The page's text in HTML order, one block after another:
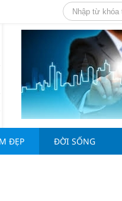
ĐẸP ĐỜI SỐNG